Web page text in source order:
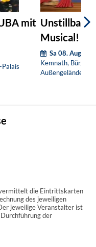
mit Unstillbare
Musical!
Sa 08. August
Kemnath,
Außengelände
die Eintrittskarten
des jeweiligen
jeweilige Veranstalter ist
der